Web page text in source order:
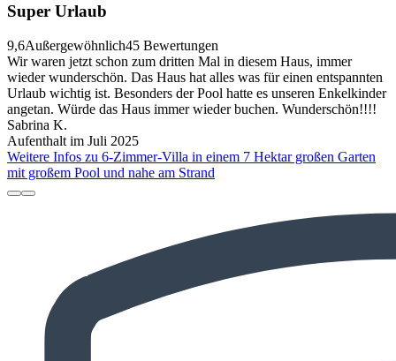
Super Urlaub
9,6Außergewöhnlich45 Bewertungen
Wir waren jetzt schon zum dritten Mal in diesem Haus, immer
wieder wunderschön. Das Haus hat alles was für einen entspannten
Urlaub wichtig ist. Besonders der Pool hatte es unseren Enkelkinder
angetan. Würde das Haus immer wieder buchen. Wunderschön!!!!
Sabrina K.
Aufenthalt im Juli 2025
Weitere Infos zu 6-Zimmer-Villa in einem 7 Hektar großen Garten
mit großem Pool und nahe am Strand